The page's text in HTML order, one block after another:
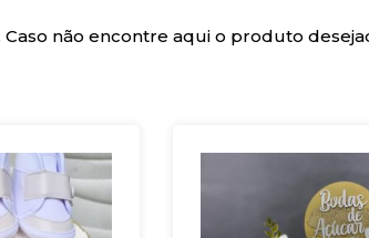
não encontre aqui o produto